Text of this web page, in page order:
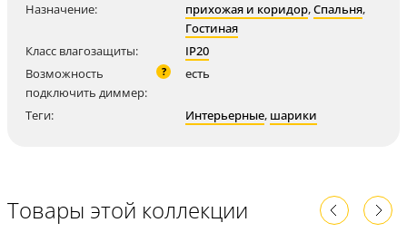
Назначение:
прихожая и коридор,Спальня,
Гостиная
Класс влагозащиты:
IP20
Возможность
подключить диммер:
? есть
Теги: Интерьерные, шарики
Товары этой коллекции